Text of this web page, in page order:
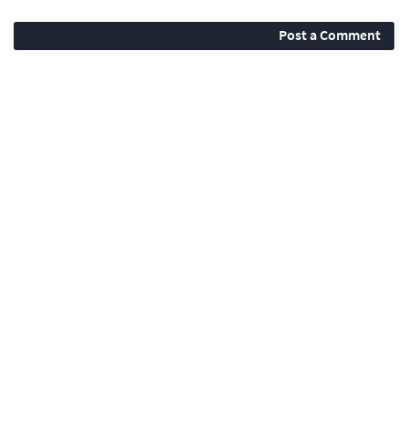
Post a Comment